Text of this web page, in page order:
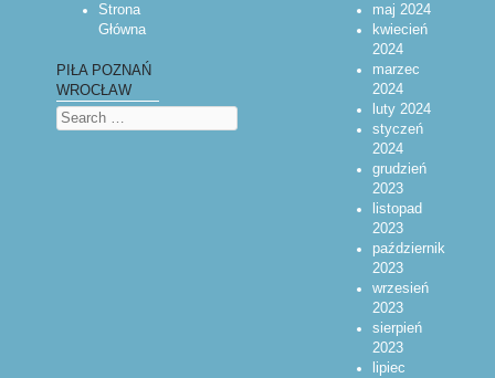
Strona
Główna
PIŁA POZNAŃ
WROCŁAW
Search
maj 2024
kwiecień
2024
marzec
2024
luty 2024
styczeń
2024
grudzień
2023
listopad
2023
październik
2023
wrzesień
2023
sierpień
2023
lipiec